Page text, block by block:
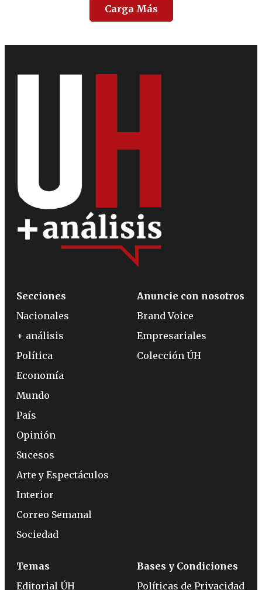
Carga Más
Secciones
Nacionales
+ análisis
Política
Economía
Mundo
País
Opinión
Sucesos
Arte y Espectáculos
Interior
Correo Semanal
Sociedad
Anuncie con nosotros
Brand Voice
Empresariales
Colección ÚH
Temas
Editorial ÚH
Bases y Condiciones
Políticas de Privacidad